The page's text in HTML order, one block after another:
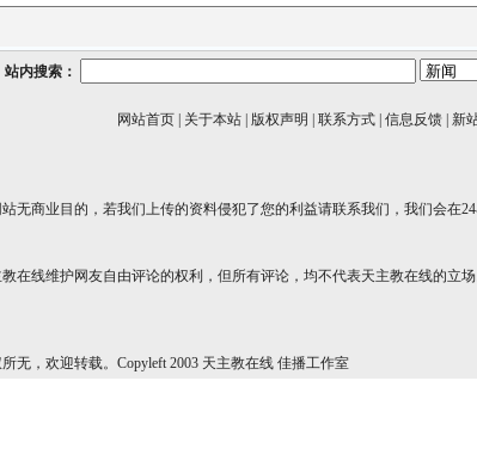
站内搜索：
网站首页 关于本站 版权声明 联系方式 信息反馈 新
无商业目的，若我们上传的资料侵犯了您的利益请联系我们，我们会在24
教在线维护网友自由评论的权利，但所有评论，均不代表天主教在线的立
所无，欢迎转载。Copyleft 2003 天主教在线 佳播工作室